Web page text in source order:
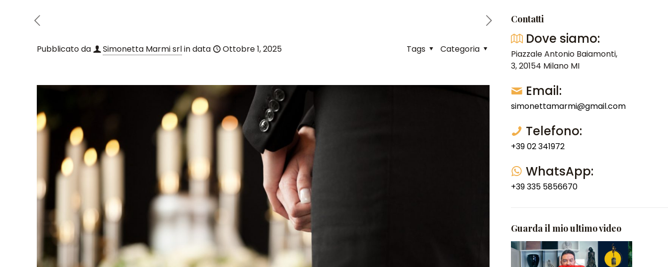
Pubblicato da Simonetta Marmi srlin data Ottobre 1, 2025 Categoria
Tags
Contatti
Dove siamo:
Piazzale Antonio Baiamonti,
3, 20154 Milano MI
Email:
simonettamarmi@gmail.com
Telefono:
+39 02 341972
WhatsApp:
+39 335 5856670
Guarda il mio ultimo video